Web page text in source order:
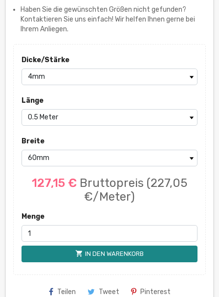
Haben Sie die gewünschten Größen nicht gefunden?
Kontaktieren Sie uns einfach! Wir helfen Ihnen gerne bei
Ihrem Anliegen.
Dicke/Stärke
Länge
Breite
127,15 € Bruttopreis (227,05
€/Meter)
Menge
shopping_cart IN DEN WARENKORB
Teilen Tweet Pinterest